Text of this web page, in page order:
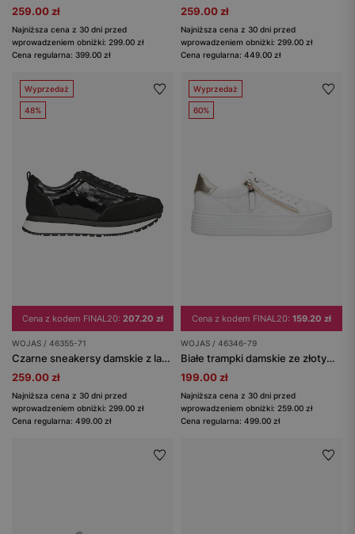
259.00 zł
Najniższa cena z 30 dni przed
wprowadzeniem obniżki: 299.00 zł
Cena regularna: 399.00 zł
259.00 zł
Najniższa cena z 30 dni przed
wprowadzeniem obniżki: 299.00 zł
Cena regularna: 449.00 zł
Wyprzedaż
48%
Cena z kodem FINAL20: 207.20 zł
WOJAS / 46355-71
Czarne sneakersy damskie z lakierowanej skóry i wstawkami z dwoiny welurowej
259.00 zł
Najniższa cena z 30 dni przed
wprowadzeniem obniżki: 299.00 zł
Cena regularna: 499.00 zł
Wyprzedaż
60%
Cena z kodem FINAL20: 159.20 zł
WOJAS / 46346-79
Białe trampki damskie ze złotym ozdobnym zamkiem
199.00 zł
Najniższa cena z 30 dni przed
wprowadzeniem obniżki: 259.00 zł
Cena regularna: 499.00 zł